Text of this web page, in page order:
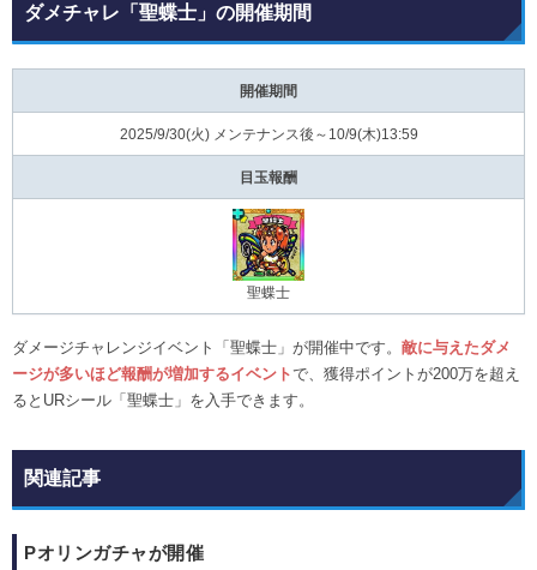
ダメチャレ「聖蝶士」の開催期間
開催期間
2025/9/30(火) メンテナンス後～10/9(木)13:59
目玉報酬
聖蝶士
ダメージチャレンジイベント「聖蝶士」が開催中です。 敵に与えたダメ
ージが多いほど報酬が増加するイベントで、獲得ポイントが200万を超え
るとURシール「聖蝶士」を入手できます。
関連記事
Pオリンガチャが開催